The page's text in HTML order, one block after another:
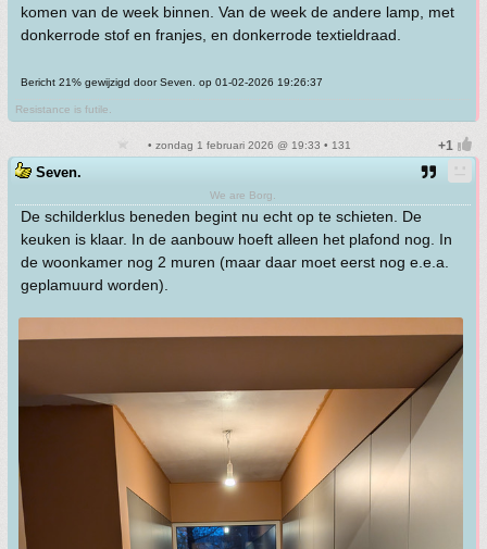
komen van de week binnen. Van de week de andere lamp, met
donkerrode stof en franjes, en donkerrode textieldraad.
Bericht 21% gewijzigd door Seven. op 01-02-2026 19:26:37
Resistance is futile.
• zondag 1 februari 2026 @ 19:33 • 131
Seven.
We are Borg.
De schilderklus beneden begint nu echt op te schieten. De
keuken is klaar. In de aanbouw hoeft alleen het plafond nog. In
de woonkamer nog 2 muren (maar daar moet eerst nog e.e.a.
geplamuurd worden).